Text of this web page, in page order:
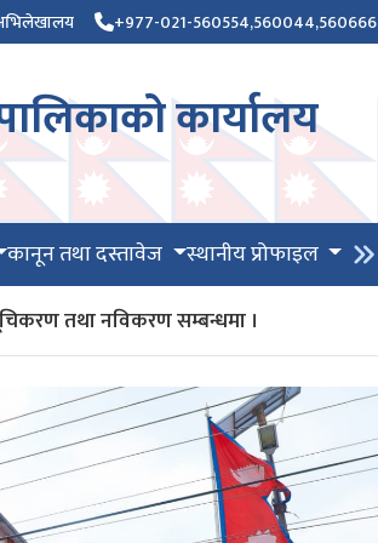
+977-021-560554,560044,560666
कार्यालय
कानून तथा दस्तावेज स्थानीय प्रोफाइल
सूचिकरण तथा नविकरण सम्बन्धमा ।